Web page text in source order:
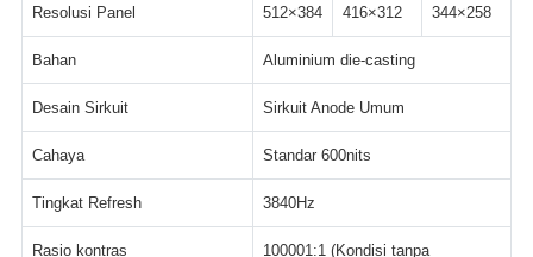
Resolusi Panel 512×384 416×312 344×258
Bahan Aluminium die-casting
Desain Sirkuit Sirkuit Anode Umum
Cahaya Standar 600nits
Tingkat Refresh 3840Hz
Rasio kontras
100001:1 (Kondisi tanpa